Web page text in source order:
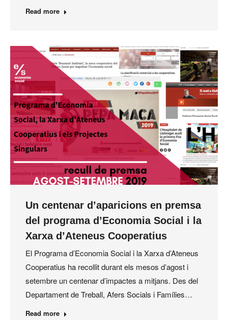
Read more
Un centenar d’aparicions en premsa
del programa d’Economia Social i la
Xarxa d’Ateneus Cooperatius
El Programa d’Economia Social i la Xarxa d’Ateneus
Cooperatius ha recollit durant els mesos d’agost i
setembre un centenar d’impactes a mitjans. Des del
Departament de Treball, Afers Socials i Famílies…
Read more